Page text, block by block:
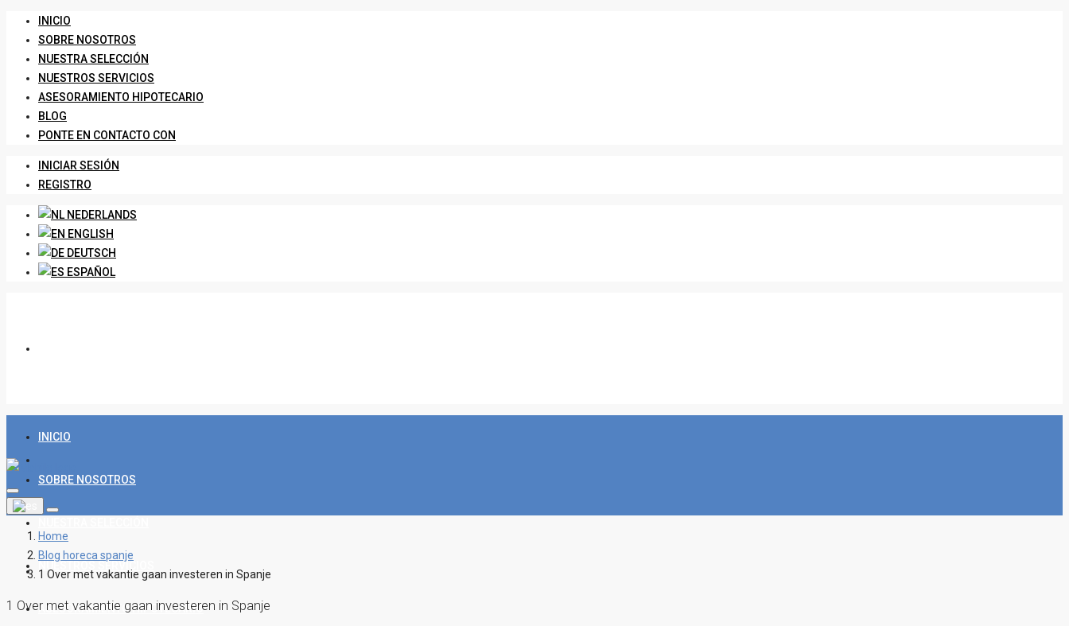
INICIO
SOBRE NOSOTROS
NUESTRA SELECCIÓN
NUESTROS SERVICIOS
ASESORAMIENTO HIPOTECARIO
BLOG
PONTE EN CONTACTO CON
INICIAR SESIÓN
REGISTRO
NEDERLANDS
ENGLISH
DEUTSCH
ESPAÑOL
INICIO
SOBRE NOSOTROS
NUESTROS SERVICIOS
ASESORAMIENTO HIPOTECARIO
Home
Blog horeca spanje
1 Over met vakantie gaan investeren in Spanje
1 Over met vakantie gaan investeren in Spanje